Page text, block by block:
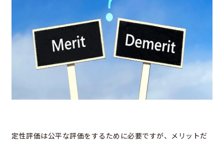
定性評価は公平な評価をするために必要ですが、メリットだ